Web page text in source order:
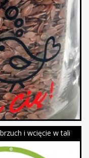
i wcięcie w tali